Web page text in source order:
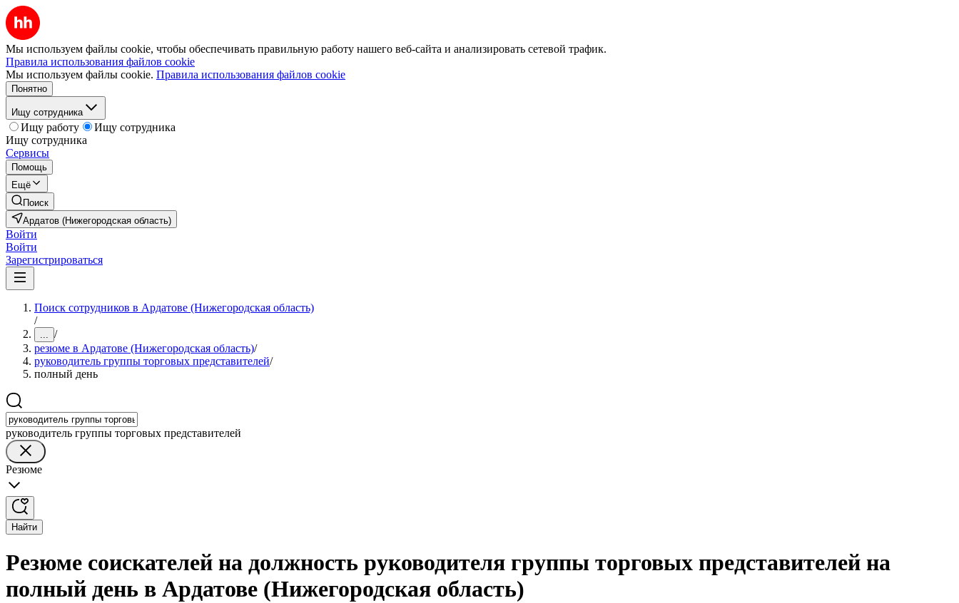
Мы используем файлы cookie, чтобы обеспечивать правильную работу нашего веб-сайта и анализировать сетевой трафик.
Правила использования файлов cookie
Мы используем файлы cookie. Правила использования файлов cookie
Понятно
Ищу сотрудника
Ищу работу
Ищу сотрудника
Ищу сотрудника
Сервисы
Помощь
Ещё
Поиск
Ардатов (Нижегородская область)
Войти
Войти
Зарегистрироваться
Поиск сотрудников в Ардатове (Нижегородская область)
/
... /
резюме в Ардатове (Нижегородская область)/
руководитель группы торговых представителей/
полный день
руководитель группы торговых представителей
Резюме
Найти
Резюме соискателей на должность руководителя группы торговых представителей на
полный день в Ардатове (Нижегородская область)